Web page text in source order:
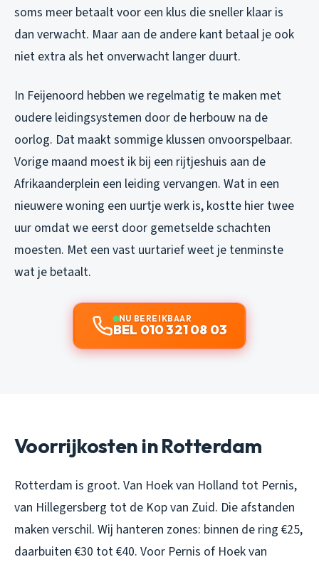
soms meer betaalt voor een klus die sneller klaar is
dan verwacht. Maar aan de andere kant betaal je ook
niet extra als het onverwacht langer duurt.
In Feijenoord hebben we regelmatig te maken met
oudere leidingsystemen door de herbouw na de
oorlog. Dat maakt sommige klussen onvoorspelbaar.
Vorige maand moest ik bij een rijtjeshuis aan de
Afrikaanderplein een leiding vervangen. Wat in een
nieuwere woning een uurtje werk is, kostte hier twee
uur omdat we eerst door gemetselde schachten
moesten. Met een vast uurtarief weet je tenminste
wat je betaalt.
NU BEREIKBAAR
BEL 010 321 08 03
Voorrijkosten in Rotterdam
Rotterdam is groot. Van Hoek van Holland tot Pernis,
van Hillegersberg tot de Kop van Zuid. Die afstanden
maken verschil. Wij hanteren zones: binnen de ring €25,
daarbuiten €30 tot €40. Voor Pernis of Hoek van